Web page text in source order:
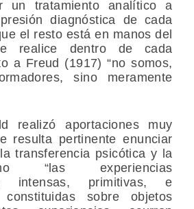
un tratamiento analítico a
diagnóstica de cada
el resto está en manos del
realice dentro de cada
a Freud (1917) “no somos,
sino meramente
realizó aportaciones muy
resulta pertinente enunciar
transferencia psicótica y la
“las experiencias
intensas, primitivas, e
constituidas sobre objetos